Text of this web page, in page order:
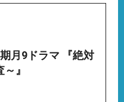
月9ドラマ 『絶対
』